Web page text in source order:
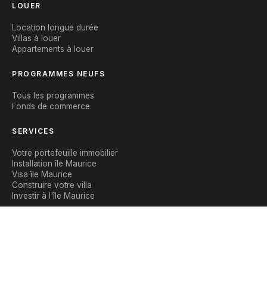
LOUER
Location longue durée
Villas à louer
Appartements à louer
PROGRAMMES NEUFS
Tous les programmes
Fonds de commerce
SERVICES
Votre portefeuille immobilier
Installation île Maurice
Visa île Maurice
Construire votre villa
Investir à l'île Maurice